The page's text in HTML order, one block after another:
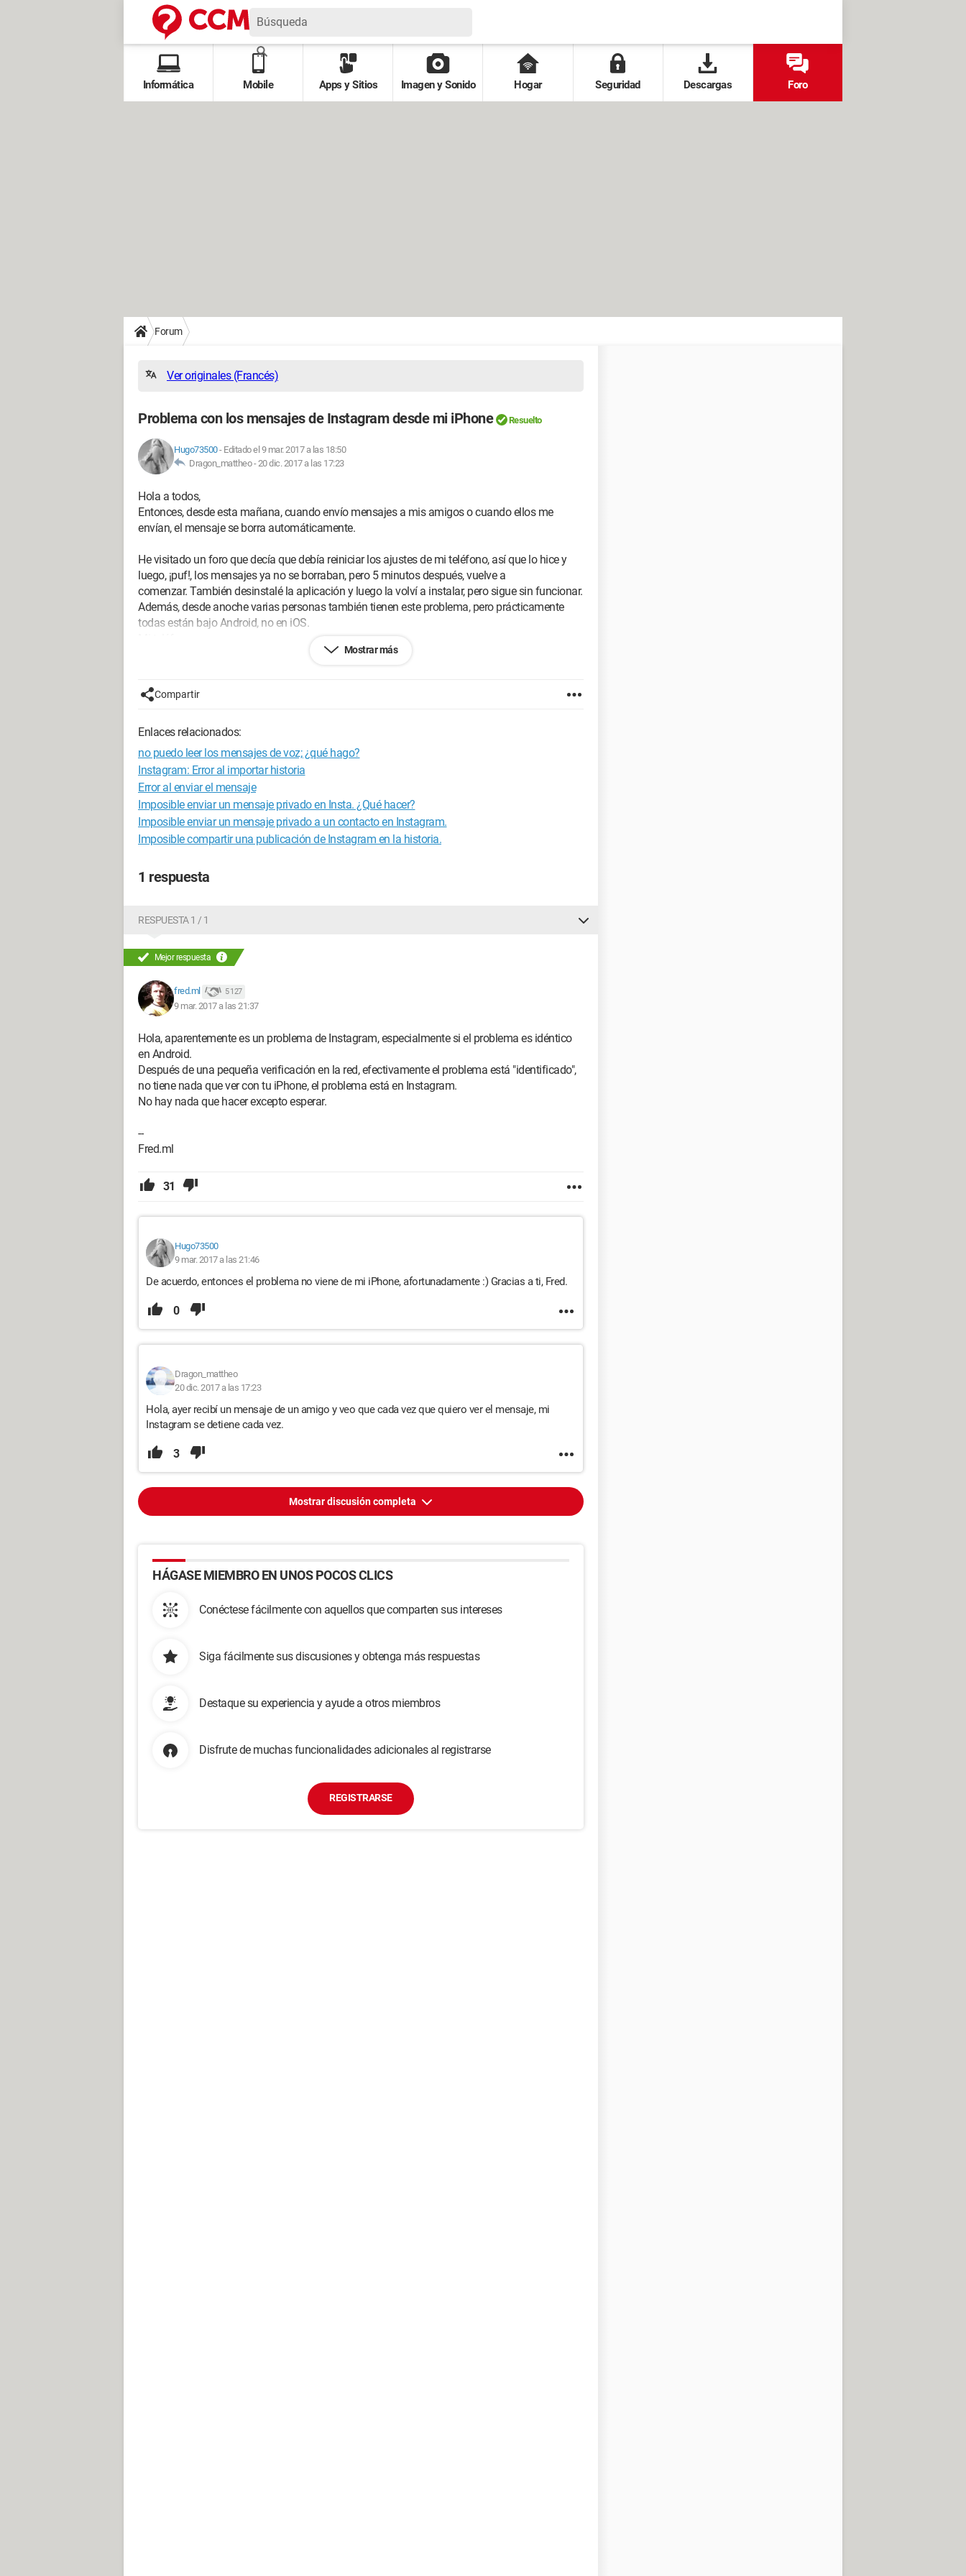
Informática Mobile Apps y Sitios Imagen y Sonido Hogar Seguridad Descargas Foro
Forum
Ver originales (Francés)
Problema con los mensajes de Instagram desde mi iPhone Resuelto
Hugo73500- Editado el 9 mar. 2017 a las 18:50
Dragon_mattheo -20 dic. 2017 a las 17:23
Hola a todos,
Entonces, desde esta mañana, cuando envío mensajes a mis amigos o cuando ellos me
envían, el mensaje se borra automáticamente.
He visitado un foro que decía que debía reiniciar los ajustes de mi teléfono, así que lo hice y
luego, ¡puf!, los mensajes ya no se borraban, pero 5 minutos después, vuelve a
comenzar. También desinstalé la aplicación y luego la volví a instalar, pero sigue sin funcionar.
Además, desde anoche varias personas también tienen este problema, pero prácticamente
todas están bajo Android, no en iOS.
Les agradezco de antemano por su ayuda.
Mostrar más
Compartir
Enlaces relacionados:
no puedo leer los mensajes de voz; ¿qué hago?
Instagram: Error al importar historia
Error al enviar el mensaje
Imposible enviar un mensaje privado en Insta. ¿Qué hacer?
Imposible enviar un mensaje privado a un contacto en Instagram.
Imposible compartir una publicación de Instagram en la historia.
1 respuesta
RESPUESTA 1 / 1
Mejor respuesta
fred.ml 5 127
9 mar. 2017 a las 21:37
Hola, aparentemente es un problema de Instagram, especialmente si el problema es idéntico
en Android.
Después de una pequeña verificación en la red, efectivamente el problema está "identificado",
no tiene nada que ver con tu iPhone, el problema está en Instagram.
No hay nada que hacer excepto esperar.
--
Fred.ml
31
Hugo73500
9 mar. 2017 a las 21:46
De acuerdo, entonces el problema no viene de mi iPhone, afortunadamente :) Gracias a ti, Fred.
0
Dragon_mattheo
20 dic. 2017 a las 17:23
Hola, ayer recibí un mensaje de un amigo y veo que cada vez que quiero ver el mensaje, mi
Instagram se detiene cada vez.
3
Mostrar discusión completa
HÁGASE MIEMBRO EN UNOS POCOS CLICS
Conéctese fácilmente con aquellos que comparten sus intereses
Siga fácilmente sus discusiones y obtenga más respuestas
Destaque su experiencia y ayude a otros miembros
Disfrute de muchas funcionalidades adicionales al registrarse
REGISTRARSE